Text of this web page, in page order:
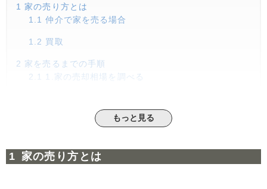
1 家の売り方とは
1.1 仲介で家を売る場合
1.2 買取
2 家を売るまでの手順
2.1
1.家の売却相場を調べる
3.家の査定を依頼する
2.55.家の売却活動をする
もっと見る
家の売り方とは